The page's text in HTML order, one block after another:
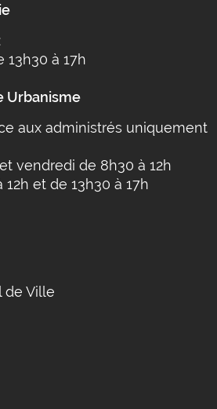
13h30 à 17h
Urbanisme
aux administrés uniquement
vendredi de 8h30 à 12h
et de 13h30 à 17h
de Ville